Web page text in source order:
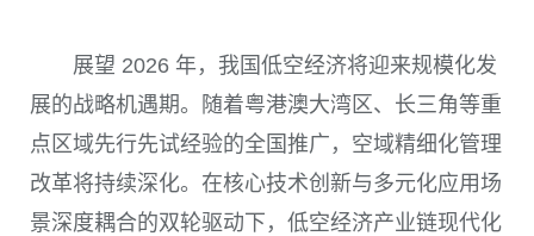
展望 2026 年，我国低空经济将迎来规模化发
展的战略机遇期。随着粤港澳大湾区、长三角等重
点区域先行先试经验的全国推广，空域精细化管理
改革将持续深化。在核心技术创新与多元化应用场
景深度耦合的双轮驱动下，低空经济产业链现代化